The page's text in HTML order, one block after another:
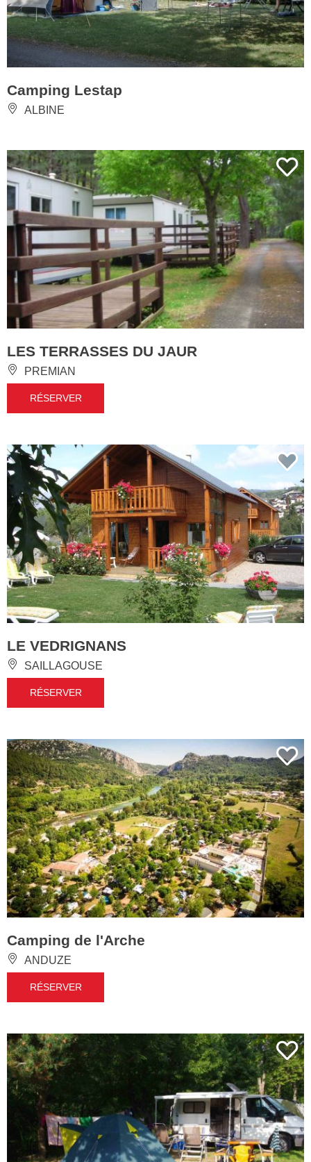
Camping Lestap
ALBINE
LES TERRASSES DU JAUR
PREMIAN
RÉSERVER
LE VEDRIGNANS
SAILLAGOUSE
RÉSERVER
Camping de l'Arche
ANDUZE
RÉSERVER